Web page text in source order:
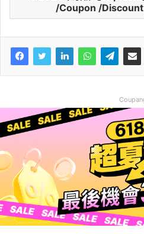
/Coupon /